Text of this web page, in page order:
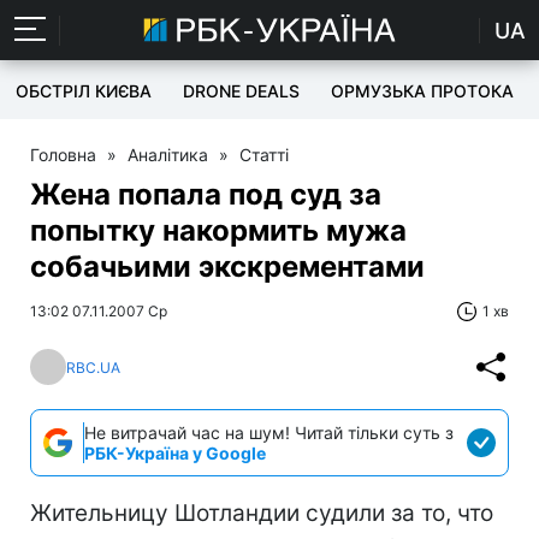
UA
ОБСТРІЛ КИЄВА DRONE DEALS ОРМУЗЬКА ПРОТОКА
Головна » Аналітика » Статті
Жена попала под суд за
попытку накормить мужа
собачьими экскрементами
13:02 07.11.2007 Ср 1 хв
RBC.UA
Не витрачай час на шум! Читай тільки суть з
РБК-Україна у Google
Жительницу Шотландии судили за то, что